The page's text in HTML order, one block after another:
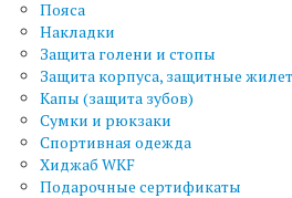
Пояса
Накладки
Защита голени и стопы
Защита корпуса, защитные
Капы (защита зубов)
Сумки и рюкзаки
Спортивная одежда
Хиджаб WKF
Подарочные сертификаты